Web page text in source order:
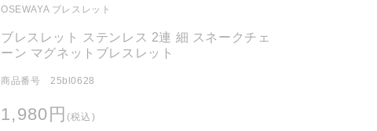
OSEWAYA ブレスレット
ブレスレット ステンレス 2連 細 スネークチェ
ーン マグネットブレスレット
商品番号 25bl0628
通
1,980円 (税込)